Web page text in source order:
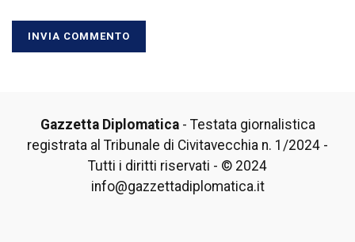
Gazzetta Diplomatica- Testata giornalistica
registrata al Tribunale di Civitavecchia n. 1/2024 -
Tutti i diritti riservati - © 2024
info@gazzettadiplomatica.it